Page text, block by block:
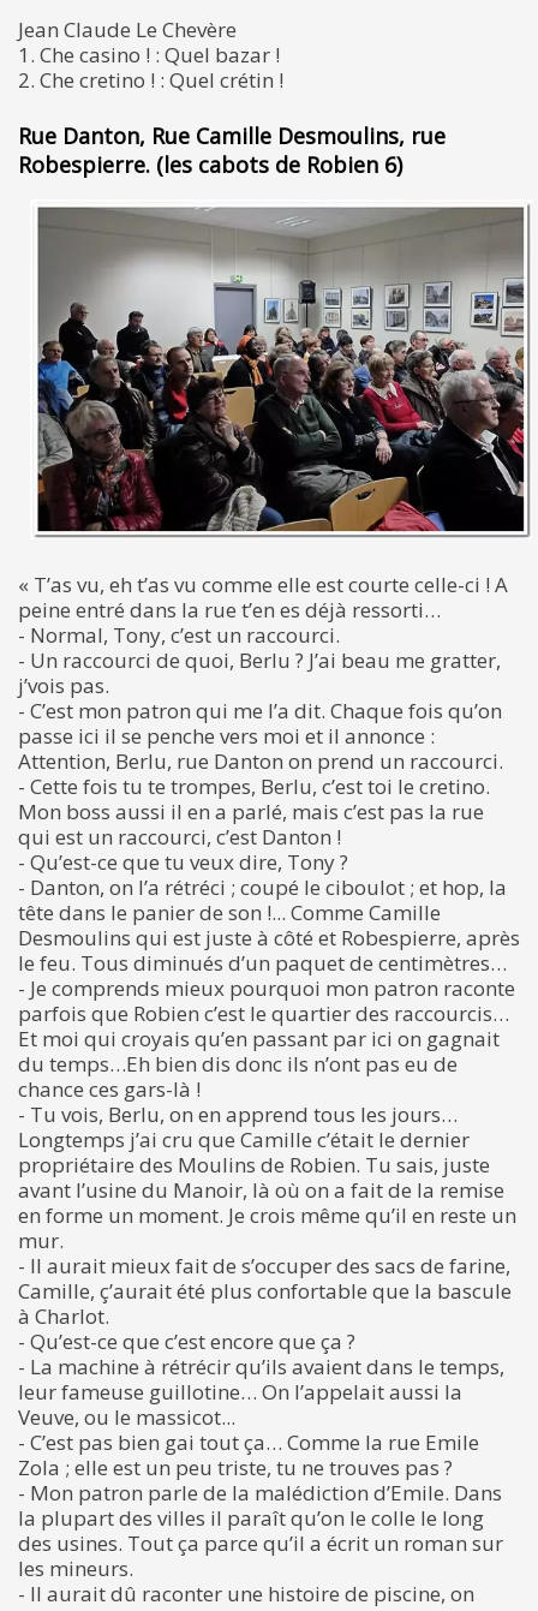
Jean Claude Le Chevère
1. Che casino ! : Quel bazar !
2. Che cretino ! : Quel crétin !
Rue Danton, Rue Camille Desmoulins, rue
Robespierre. (les cabots de Robien 6)
« T’as vu, eh t’as vu comme elle est courte celle-ci ! A
peine entré dans la rue t’en es déjà ressorti…
- Normal, Tony, c’est un raccourci.
- Un raccourci de quoi, Berlu ? J’ai beau me gratter,
j’vois pas.
- C’est mon patron qui me l’a dit. Chaque fois qu’on
passe ici il se penche vers moi et il annonce :
Attention, Berlu, rue Danton on prend un raccourci.
- Cette fois tu te trompes, Berlu, c’est toi le cretino.
Mon boss aussi il en a parlé, mais c’est pas la rue
qui est un raccourci, c’est Danton !
- Qu’est-ce que tu veux dire, Tony ?
- Danton, on l’a rétréci ; coupé le ciboulot ; et hop, la
tête dans le panier de son !... Comme Camille
Desmoulins qui est juste à côté et Robespierre, après
le feu. Tous diminués d’un paquet de centimètres…
- Je comprends mieux pourquoi mon patron raconte
parfois que Robien c’est le quartier des raccourcis…
Et moi qui croyais qu’en passant par ici on gagnait
du temps…Eh bien dis donc ils n’ont pas eu de
chance ces gars-là !
- Tu vois, Berlu, on en apprend tous les jours…
Longtemps j’ai cru que Camille c’était le dernier
propriétaire des Moulins de Robien. Tu sais, juste
avant l’usine du Manoir, là où on a fait de la remise
en forme un moment. Je crois même qu’il en reste un
mur.
- Il aurait mieux fait de s’occuper des sacs de farine,
Camille, ç’aurait été plus confortable que la bascule
à Charlot.
- Qu’est-ce que c’est encore que ça ?
- La machine à rétrécir qu’ils avaient dans le temps,
leur fameuse guillotine… On l’appelait aussi la
Veuve, ou le massicot...
- C’est pas bien gai tout ça… Comme la rue Emile
Zola ; elle est un peu triste, tu ne trouves pas ?
- Mon patron parle de la malédiction d’Emile. Dans
la plupart des villes il paraît qu’on le colle le long
des usines. Tout ça parce qu’il a écrit un roman sur
les mineurs.
- Il aurait dû raconter une histoire de piscine, on